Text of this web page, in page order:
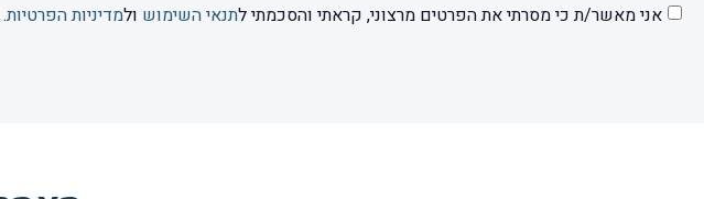
אני מאשר/ת כי מסרתי את הפרטים מרצוני, קראתי והסכמתי לתנאי השימוש ולמדיניות הפרטיות.